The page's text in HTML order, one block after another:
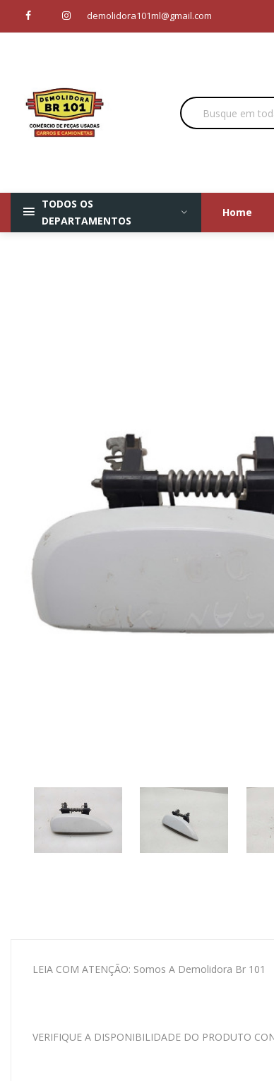
demolidora101ml@gmail.com
TODOS OS
DEPARTAMENTOS
Home
LEIA COM ATENÇÃO: Somos A Demolidora Br 101
VERIFIQUE A DISPONIBILIDADE DO PRODUTO